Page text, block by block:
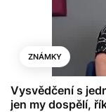
ZNÁMKY
Vysvědčení s
jen my dospělí,